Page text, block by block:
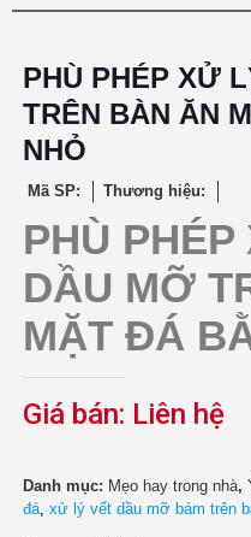
PHÙ PHÉP XỬ
TRÊN BÀN ĂN
NHỎ
Mã SP: Thương hiệu:
PHÙ
DẦU MỠ
MẶT ĐÁ
Giá bán: Liên hệ
Danh mục: Mẹo hay trong nhà,
đá, xử lý vết dầu mỡ bám trên